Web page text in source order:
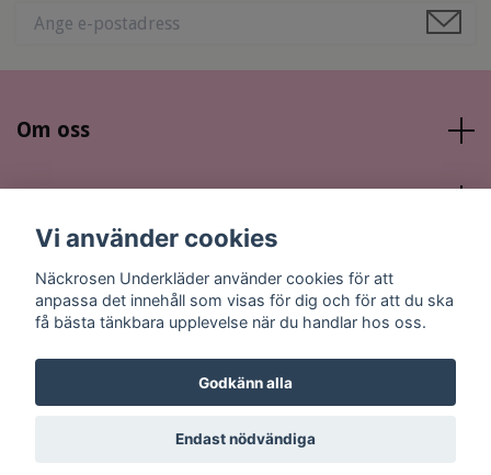
Om oss
Sociala medier
© 2026 Näckrosen Underkläder
Vi använder cookies
Näckrosen Underkläder använder cookies för att
anpassa det innehåll som visas för dig och för att du ska
få bästa tänkbara upplevelse när du handlar hos oss.
Godkänn alla
Endast nödvändiga